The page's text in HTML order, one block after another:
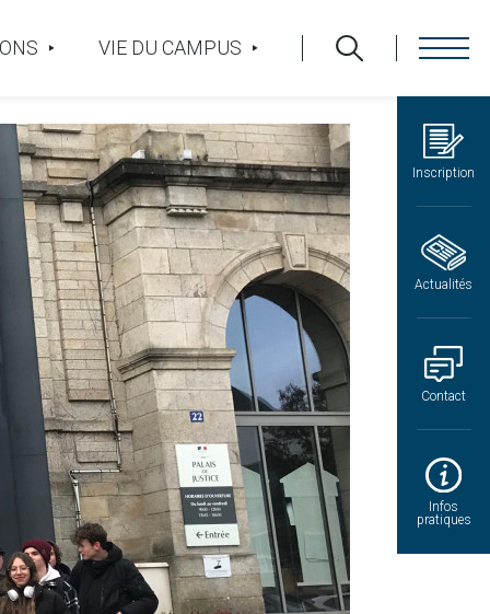
Inscription
Actualités
Contact
Infos
pratiques
VIE DU CAMPUS